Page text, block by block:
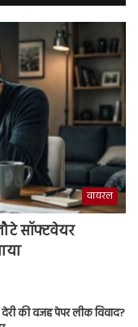
वायरल
सॉफ्टवेयर
की वजह पेपर लीक विवाद?